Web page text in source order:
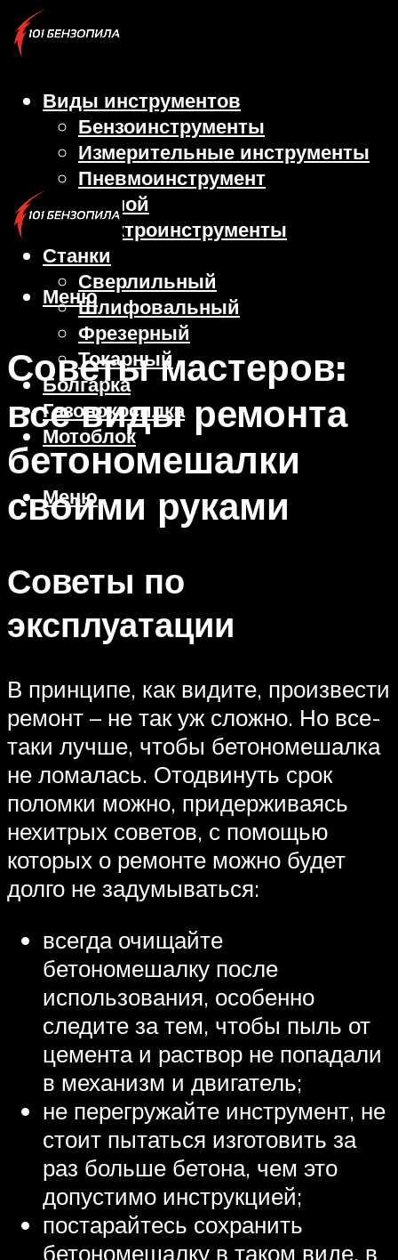
Виды инструментов
Бензоинструменты
Измерительные инструменты
Пневмоинструмент
Ручной
Электроинструменты
Станки
Сверлильный
Шлифовальный
Фрезерный
Токарный
Болгарка
Газонокосилка
Мотоблок
Меню
Меню
Советы мастеров:
все виды ремонта
бетономешалки
своими руками
Советы по
эксплуатации
В принципе, как видите, произвести
ремонт – не так уж сложно. Но все-
таки лучше, чтобы бетономешалка
не ломалась. Отодвинуть срок
поломки можно, придерживаясь
нехитрых советов, с помощью
которых о ремонте можно будет
долго не задумываться:
всегда очищайте
бетономешалку после
использования, особенно
следите за тем, чтобы пыль от
цемента и раствор не попадали
в механизм и двигатель;
не перегружайте инструмент, не
стоит пытаться изготовить за
раз больше бетона, чем это
допустимо инструкцией;
постарайтесь сохранить
бетономешалку в таком виде, в